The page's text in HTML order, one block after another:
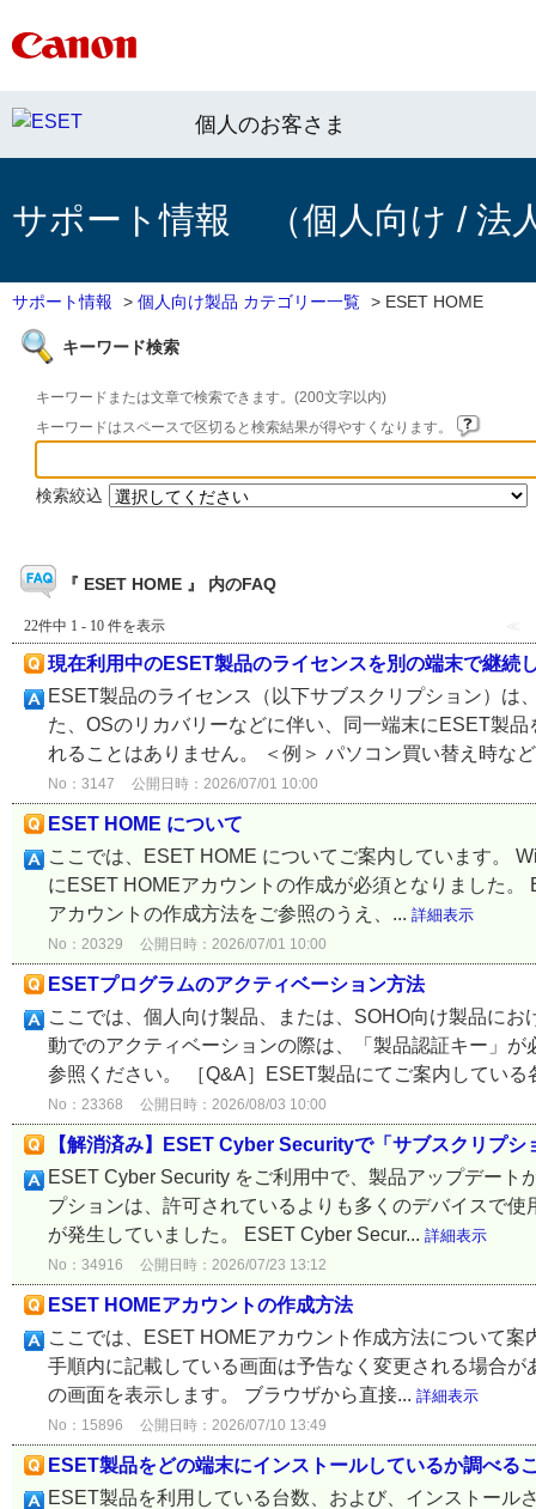
個人のお客さま
サポート情報 （個人向け / 法
サポート情報 > 個人向け製品 カテゴリー一覧 > ESET HOME
キーワード検索
キーワードまたは文章で検索できます。(200文字以内)
キーワードはスペースで区切ると検索結果が得やすくなります。
検索絞込
『 ESET HOME 』 内のFAQ
22件中 1 - 10 件を表示 ≪
現在利用中のESET製品のライセンスを別の端末で継続
ESET製品のライセンス（以下サブスクリプション）は
た、OSのリカバリーなどに伴い、同一端末にESET製
れることはありません。 ＜例＞ パソコン買い替え時な
No：3147 公開日時：2026/07/01 10:00
ESET HOME について
ここでは、ESET HOME についてご案内しています。
にESET HOMEアカウントの作成が必須となりました
アカウントの作成方法をご参照のうえ、... 詳細表示
No：20329 公開日時：2026/07/01 10:00
ESETプログラムのアクティベーション方法
ここでは、個人向け製品、または、SOHO向け製品に
動でのアクティベーションの際は、「製品認証キー」
参照ください。 ［Q&A］ESET製品にてご案内してい
No：23368 公開日時：2026/08/03 10:00
【解消済み】ESET Cyber Securityで「サブスクリプ
ESET Cyber Security をご利用中で、製品アップデー
プションは、許可されているよりも多くのデバイスで
が発生していました。 ESET Cyber Secur... 詳細表示
No：34916 公開日時：2026/07/23 13:12
ESET HOMEアカウントの作成方法
ここでは、ESET HOMEアカウント作成方法について
手順内に記載している画面は予告なく変更される場合
の画面を表示します。 ブラウザから直接... 詳細表示
No：15896 公開日時：2026/07/10 13:49
ESET製品をどの端末にインストールしているか調べる
ESET製品を利用している台数、および、インストー